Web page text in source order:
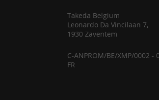
Takeda Belgium
Leonardo Da Vincilaan 7,
1930 Zaventem
C-ANPROM/BE/XMP/0002 -
FR